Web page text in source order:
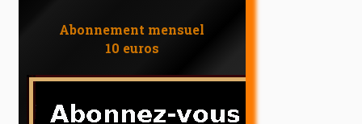
Abonnement mensuel
10 euros